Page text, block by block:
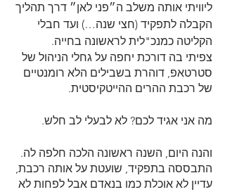
ליוויתי אותה משלב ה״פני לאן״ דרך תהליך
הקבלה לתפקיד (חצי שנה…) ועד חבלי
הקליטה כמנכ"לית לראשונה בחייה.
צפיתי בה דורכת יחפה על גחלי הניהול של
סטרטאפ, דוהרת בשבילים הלא רומנטיים
של רכבת ההרים ההייטקיסטית.
מה אני אגיד לכם? לא לבעלי לב חלש.
והנה היום, השנה ראשונה הלכה חלפה לה.
התבססה בתפקיד, שועטת על אותה רכבת,
עדיין לא אוכלת כמו בנאדם אבל לפחות לא